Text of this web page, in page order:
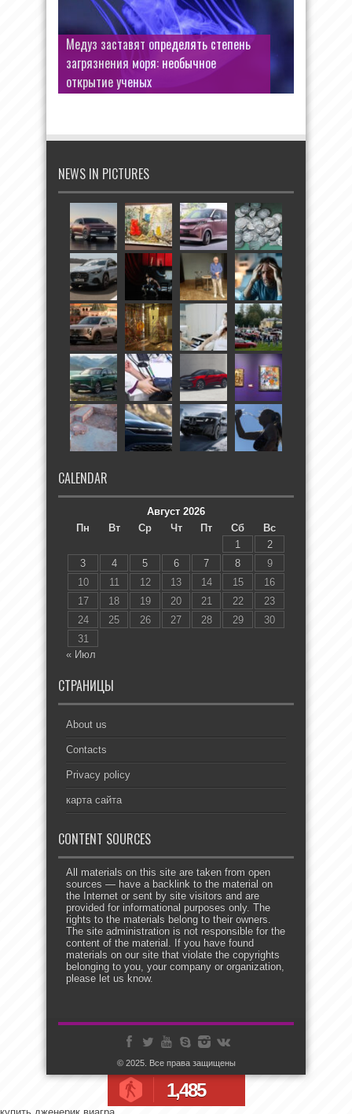
Медуз заставят определять степень
загрязнения моря: необычное
открытие ученых
Грани таланта Станислава Говорухина
NEWS IN PICTURES
CALENDAR
Август 2026
Пн
Вт Ср Чт Пт Сб
Вс
1
2
3
4 5 6 7 8
9
10
11 12 13 14 15
16
17
18 19 20 21 22
23
24
25 26 27 28 29
30
31
« Июл
СТРАНИЦЫ
About us
Contacts
Privacy policy
карта сайта
CONTENT SOURCES
All materials on this site are taken from open
sources — have a backlink to the material on
the Internet or sent by site visitors and are
provided for informational purposes only. The
rights to the materials belong to their owners.
The site administration is not responsible for the
content of the material. If you have found
materials on our site that violate the copyrights
belonging to you, your company or organization,
please let us know.
© 2025. Все права защищены
1,485